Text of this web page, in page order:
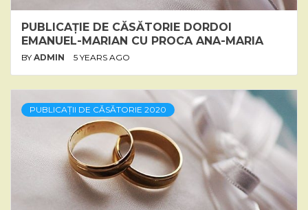
PUBLICAȚIE DE CĂSĂTORIE DORDOI
EMANUEL-MARIAN CU PROCA ANA-MARIA
BY ADMIN 5 YEARS AGO
PUBLICAȚII DE CĂSĂTORIE 2020